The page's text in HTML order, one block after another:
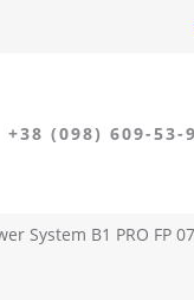
+38 (098) 609-53-
System B1 PRO FP